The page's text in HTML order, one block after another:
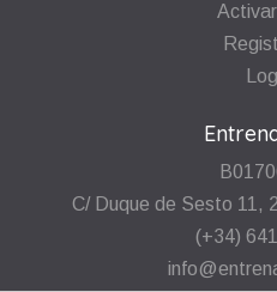
C/ Duque de Sesto 11,
(+34)